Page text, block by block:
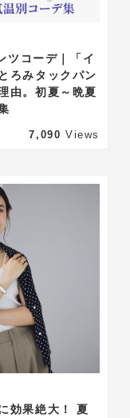
ツコーデ｜「イ
ろみタックパン
由。初夏～晩夏
7,090 Views
効果絶大！ 夏